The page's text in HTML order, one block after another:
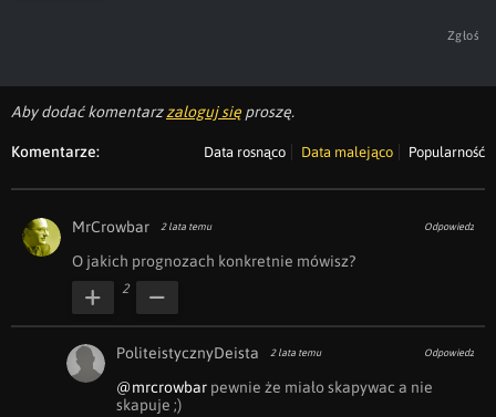
Zgłoś
Aby dodać komentarzzaloguj się proszę.
Komentarze: Data rosnąco Data malejąco Popularność
MrCrowbar 2 lata temu Odpowiedz
O jakich prognozach konkretnie mówisz?
2
PoliteistycznyDeista 2 lata temu Odpowiedz
@mrcrowbar pewnie że miało skapywac a nie
skapuje ;)